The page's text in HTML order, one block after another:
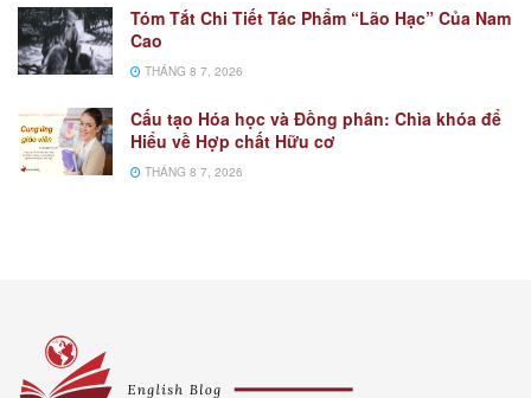
Tóm Tắt Chi Tiết Tác Phẩm “Lão Hạc” Của Nam
Cao
THÁNG 8 7, 2026
Cấu tạo Hóa học và Đồng phân: Chìa khóa để
Hiểu về Hợp chất Hữu cơ
THÁNG 8 7, 2026